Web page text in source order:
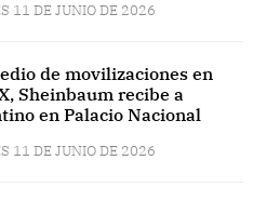
11 DE JUNIO DE 2026
de movilizaciones en
Sheinbaum recibe a
en Palacio Nacional
11 DE JUNIO DE 2026